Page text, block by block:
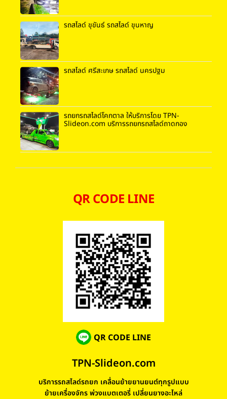
รถสไลด์ ขุขันธ์ รถสไลด์ ขุนหาญ
รถสไลด์ ศรีสะเกษ รถสไลด์ นครปฐม
รถยกรถสไลด์โคกตาล ให้บริการโดย TPN-
Slideon.com บริการรถยกรถสไลด์ถาดกอง
QR CODE LINE
QR CODE LINE
TPN-Slideon.com
บริการรถสไลด์รถยก เคลื่อนย้ายยานยนต์ทุกรูปแบบ
ย้ายเครื่องจักร พ่วงแบตเตอรี่ เปลี่ยนยางอะไหล่